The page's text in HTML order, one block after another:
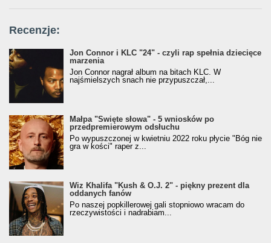
Recenzje:
Jon Connor i KLC "24" - czyli rap spełnia dziecięce
marzenia
Jon Connor nagrał album na bitach KLC. W
najśmielszych snach nie przypuszczał,...
Małpa "Święte słowa" - 5 wniosków po
przedpremierowym odsłuchu
Po wypuszczonej w kwietniu 2022 roku płycie "Bóg nie
gra w kości" raper z...
Wiz Khalifa "Kush & O.J. 2" - piękny prezent dla
oddanych fanów
Po naszej popkillerowej gali stopniowo wracam do
rzeczywistości i nadrabiam...